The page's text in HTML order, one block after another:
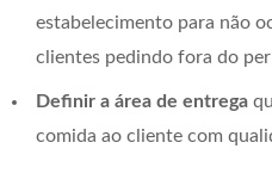
estabelecimento para não
clientes pedindo fora do
Definir a área de entrega
comida ao cliente com